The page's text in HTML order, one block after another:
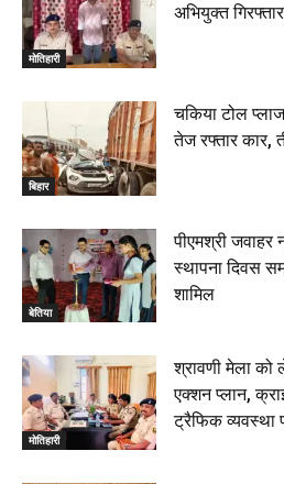
रक्सौल : सुरक्षा जॉंच को सोना-
थानाध्यक्ष ने किया निरीक्षण, 19
00:58
बेतिया में सगे भाई ने मां के साथ
जलाया, दोनों गिरफ्तार, 14
00:12
मोतिहारी। NDA सरकार, 12
सांसद रधामोहन सिंह, 13 June
02:19
मोतिहारी
अभियुक्त
बिहार
चकिया टोल
तेज रफ्तार कार,
बेतिया
पीएमश्री जवाहर
स्थापना दिवस
शामिल
मोतिहारी
श्रावणी मेला
एक्शन प्लान,
ट्रैफिक व्यवस्था